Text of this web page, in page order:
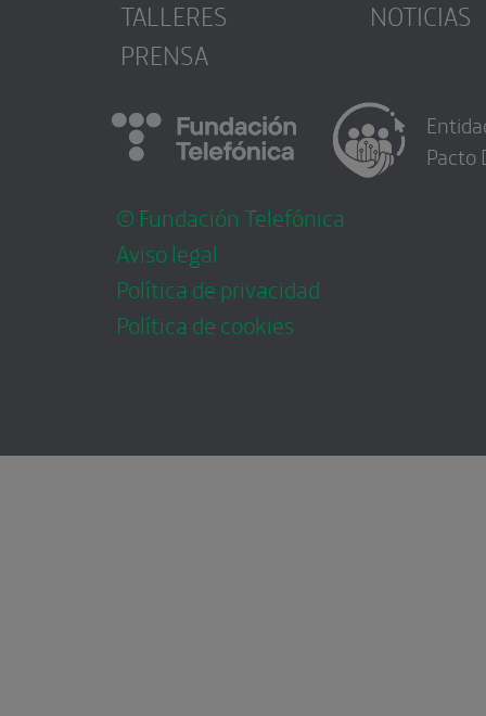
TALLERES
PRENSA
NOTICIAS
© Fundación Telefónica
Aviso legal
Política de privacidad
Política de cookies
Pacto